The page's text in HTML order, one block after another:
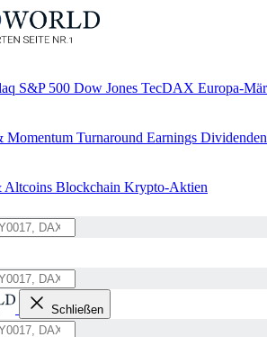
S&P 500 Dow Jones TecDAX Europa-
Momentum Turnaround Earnings Dividenden
Altcoins Blockchain Krypto-Aktien
Schließen